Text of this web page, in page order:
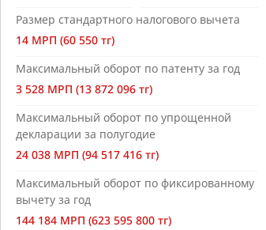
Размер стандартного налогового вычета
14 МРП (60 550 тг)
Максимальный оборот по патенту за год
3 528 МРП (13 872 096 тг)
Максимальный оборот по упрощенной
декларации за полугодие
24 038 МРП (94 517 416 тг)
Максимальный оборот по фиксированному
вычету за год
144 184 МРП (623 595 800 тг)